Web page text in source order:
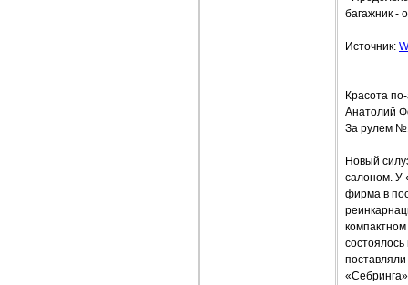
багажник -
Источник:
Красота
Анатолий
За рулем
Новый
салоном. У
фирма в